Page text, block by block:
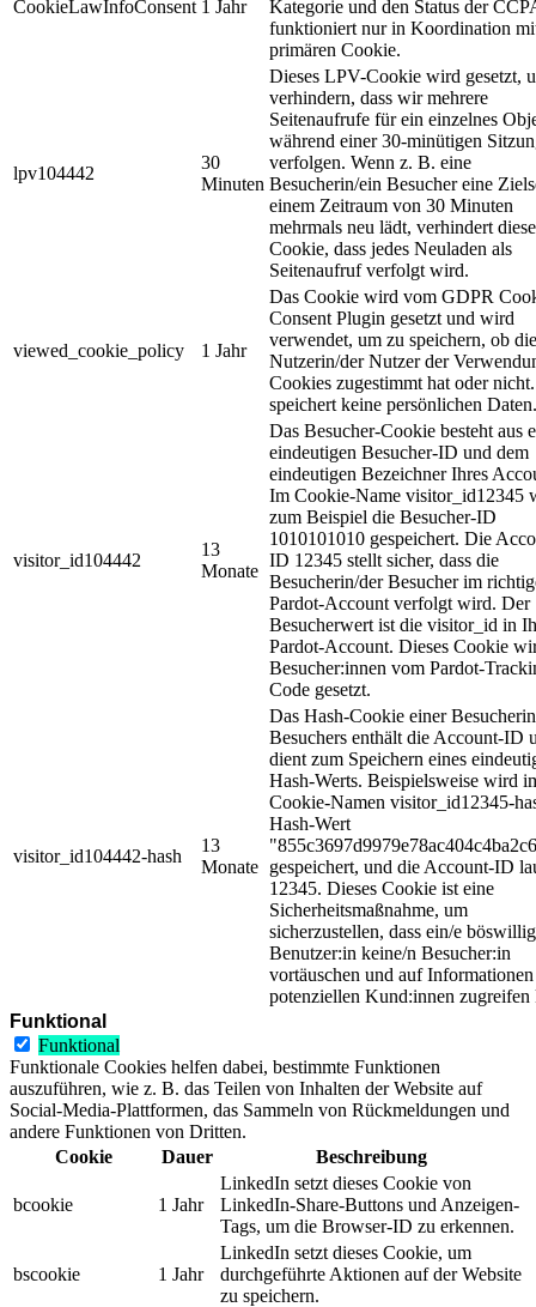
CookieLawInfoConsent 1 Jahr
Kategorie und den Status der
funktioniert nur in Koordination
primären Cookie.
lpv104442
30
Minuten
Dieses LPV-Cookie wird gesetzt,
verhindern, dass wir mehrere
Seitenaufrufe für ein einzelnes
während einer 30-minütigen
verfolgen. Wenn z. B. eine
Besucherin/ein Besucher eine
einem Zeitraum von 30 Minuten
mehrmals neu lädt, verhindert
Cookie, dass jedes Neuladen als
Seitenaufruf verfolgt wird.
viewed_cookie_policy 1 Jahr
Das Cookie wird vom GDPR
Consent Plugin gesetzt und wird
verwendet, um zu speichern, ob die
Nutzerin/der Nutzer der
Cookies zugestimmt hat oder
speichert keine persönlichen Daten.
visitor_id104442
13
Monate
Das Besucher-Cookie besteht aus
eindeutigen Besucher-ID und dem
eindeutigen Bezeichner Ihres
Im Cookie-Name visitor_id12345
zum Beispiel die Besucher-ID
1010101010 gespeichert. Die
ID 12345 stellt sicher, dass die
Besucherin/der Besucher im
Pardot-Account verfolgt wird. Der
Besucherwert ist die visitor_id in
Pardot-Account. Dieses Cookie
Besucher:innen vom Pardot-
Code gesetzt.
visitor_id104442-hash
13
Monate
Das Hash-Cookie einer
Besuchers enthält die Account-ID
dient zum Speichern eines
Hash-Werts. Beispielsweise wird
Cookie-Namen visitor_id12345-
Hash-Wert
gespeichert, und die Account-ID
12345. Dieses Cookie ist eine
Sicherheitsmaßnahme, um
sicherzustellen, dass ein/e
Benutzer:in keine/n Besucher:in
vortäuschen und auf
potenziellen Kund:innen
Funktional
Funktional
Funktionale Cookies helfen dabei, bestimmte Funktionen
auszuführen, wie z. B. das Teilen von Inhalten der Website auf
Social-Media-Plattformen, das Sammeln von Rückmeldungen und
andere Funktionen von Dritten.
Cookie
Dauer Beschreibung
bcookie 1 Jahr
LinkedIn setzt dieses Cookie von
LinkedIn-Share-Buttons und Anzeigen-
Tags, um die Browser-ID zu erkennen.
bscookie 1 Jahr
LinkedIn setzt dieses Cookie, um
durchgeführte Aktionen auf der Website
zu speichern.